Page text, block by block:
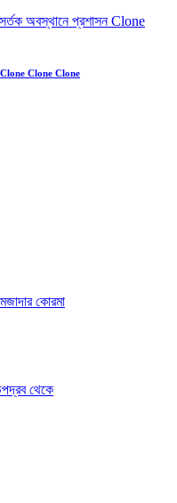
Clone Clone Clone